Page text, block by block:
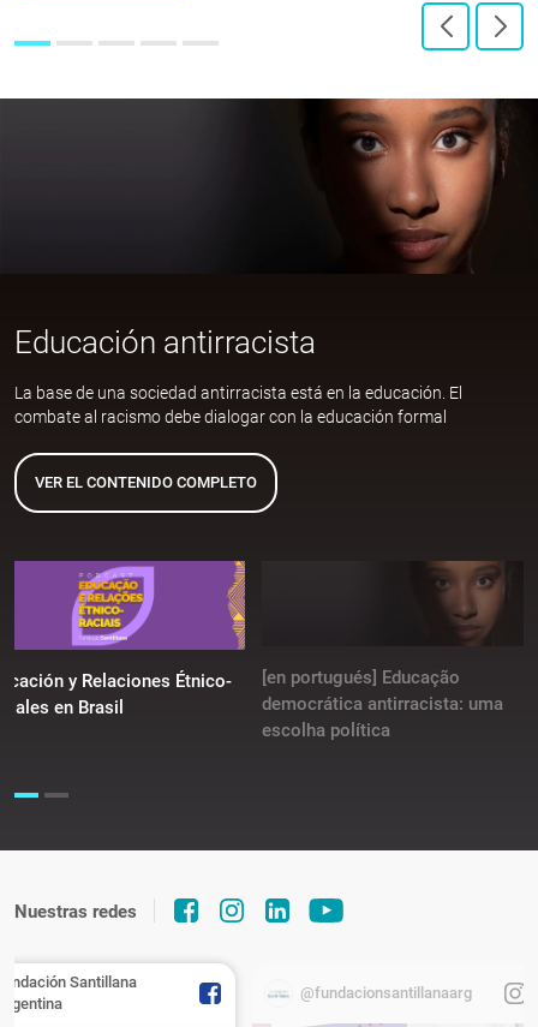
Educación antirracista
La base de una sociedad antirracista está en la educación. El
combate al racismo debe dialogar con la educación formal
VER EL CONTENIDO COMPLETO
y Relaciones Étnico-
en Brasil
[en portugués] Educação
democrática antirracista: uma
escolha política
Nuestras redes
Santillana
@fundacionsantillanaarg